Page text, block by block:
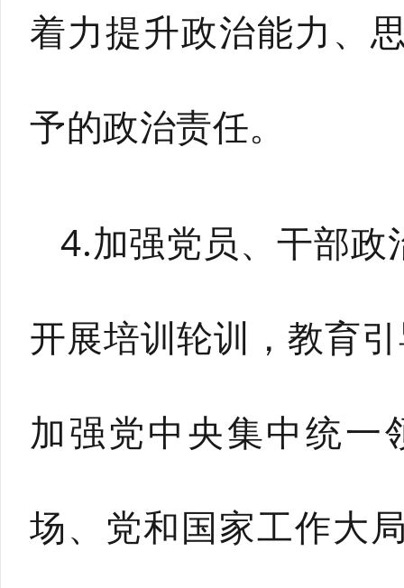
着力提升政治能力、
予的政治责任。
4.加强党员、干部
开展培训轮训，教育
加强党中央集中统一
场、党和国家工作大